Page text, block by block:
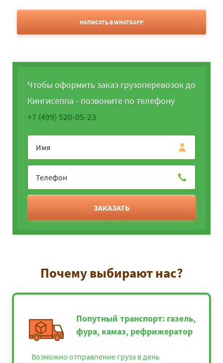
НАПИСАТЬ В WHATSAPP
Чтобы оформить заказ грузоперевозок до
Кингисеппа - позвоните по телефону
+7 (499) 520-05-23
ЗАКАЗАТЬ
Почему выбирают нас?
Попутный транспорт: газель,
фура, камаз, рефрижератор
Возможно отправление груза в день